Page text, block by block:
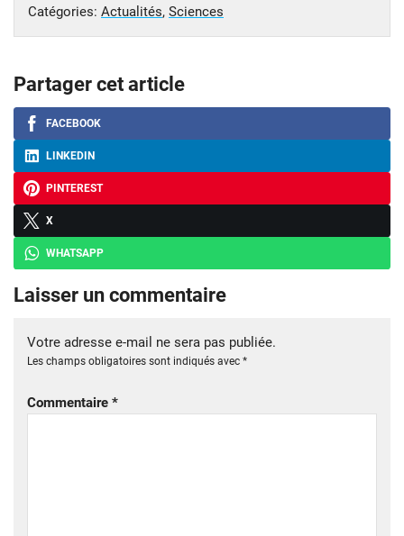
Catégories: Actualités, Sciences
Partager cet article
FACEBOOK
LINKEDIN
PINTEREST
X
WHATSAPP
Laisser un commentaire
Votre adresse e-mail ne sera pas publiée.
Les champs obligatoires sont indiqués avec *
Commentaire *